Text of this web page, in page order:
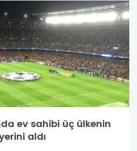
ev sahibi üç ülkenin
aldı